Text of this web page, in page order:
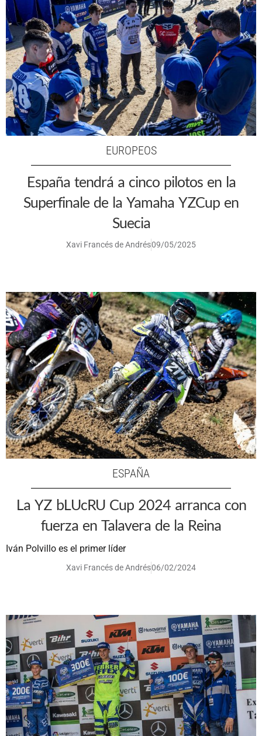
EUROPEOS
España tendrá a cinco pilotos en la
Superfinale de la Yamaha YZCup en
Suecia
Xavi Francés de Andrés09/05/2025
ESPAÑA
La YZ bLUcRU Cup 2024 arranca con
fuerza en Talavera de la Reina
Iván Polvillo es el primer líder
Xavi Francés de Andrés06/02/2024